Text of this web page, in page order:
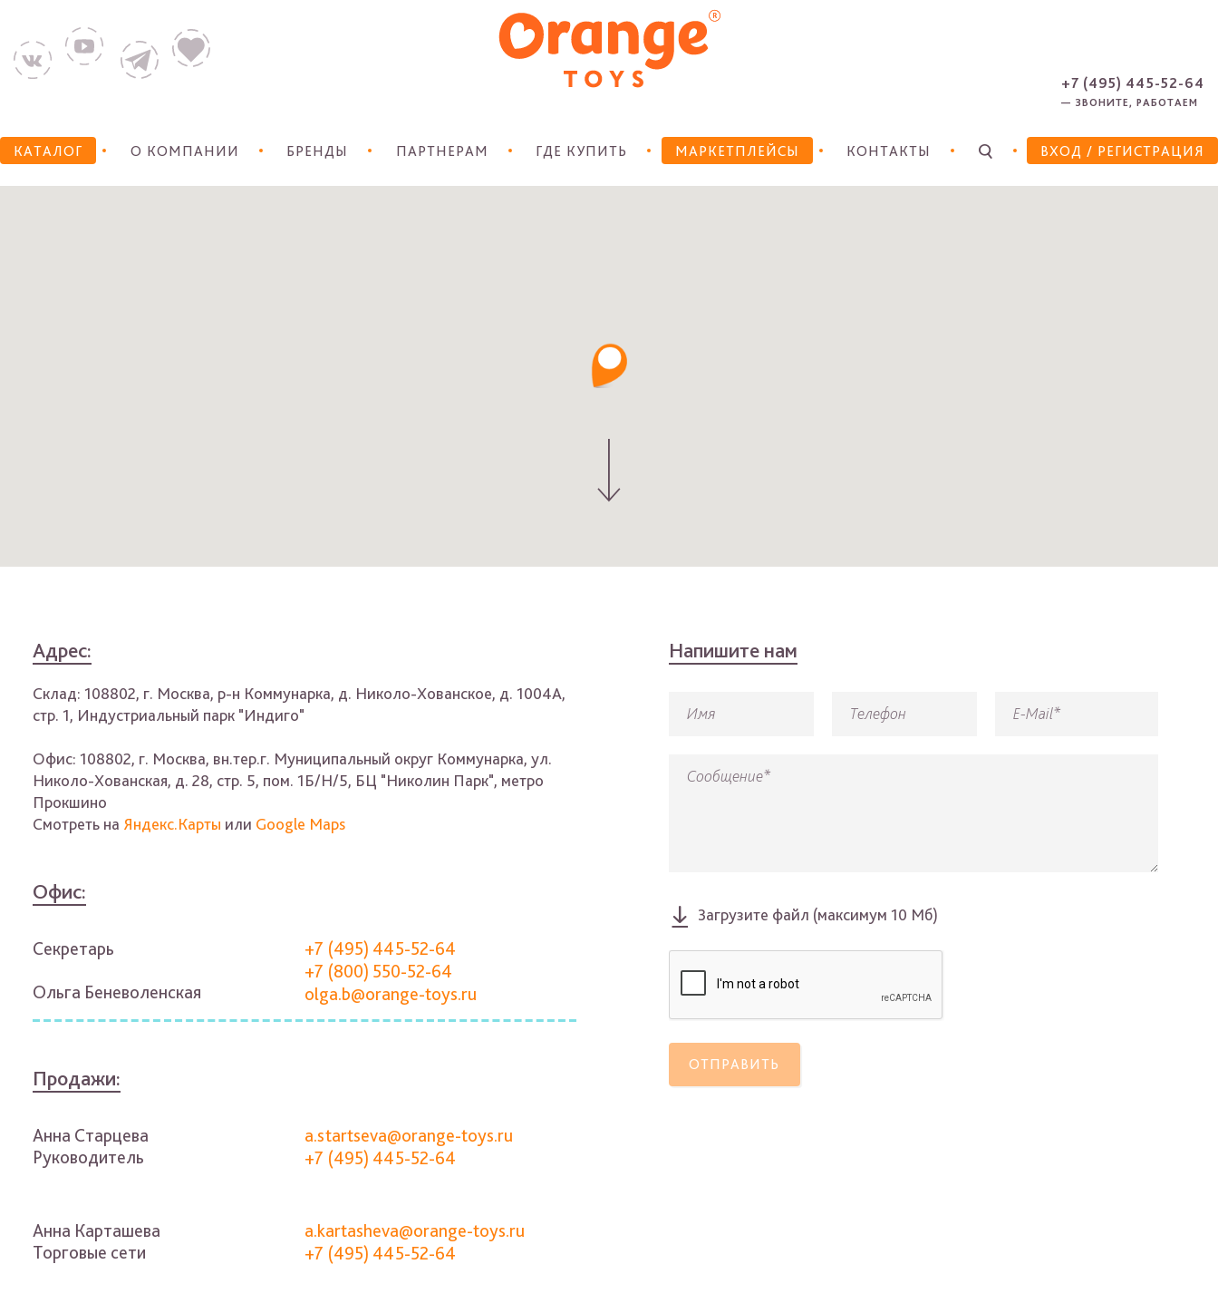
КАТАЛОГ О КОМПАНИИ БРЕНДЫ ПАРТНЕРАМ ГДЕ КУПИТЬ МАРКЕТПЛЕЙСЫ КОНТАКТЫ ВХОД / РЕГИСТРАЦИЯ
+7 (495) 445-52-64
— ЗВОНИТЕ, РАБОТАЕМ
Адрес:
Склад: 108802, г. Москва, р-н Коммунарка, д. Николо-Хованское, д. 1004А,
стр. 1, Индустриальный парк "Индиго"
Офис: 108802, г. Москва, вн.тер.г. Муниципальный округ Коммунарка, ул.
Николо-Хованская, д. 28, стр. 5, пом. 1Б/Н/5, БЦ "Николин Парк", метро
Прокшино
Смотреть на Яндекс.Карты или Google Maps
Офис:
Секретарь
Ольга Беневоленская
+7 (495) 445-52-64
+7 (800) 550-52-64
olga.b@orange-toys.ru
Продажи:
Анна Старцева
Руководитель
a.startseva@orange-toys.ru
+7 (495) 445-52-64
Анна Карташева
Торговые сети
a.kartasheva@orange-toys.ru
+7 (495) 445-52-64
Напишите нам
Имя Телефон E-Mail*
Сообщение*
Загрузите файл (максимум 10 Мб)
ОТПРАВИТЬ